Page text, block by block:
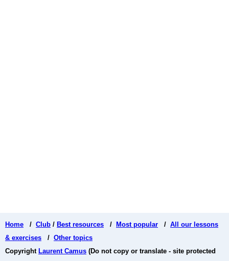
Home / Club / Best resources / Most popular / All our lessons
& exercises / Other topics
Copyright Laurent Camus (Do not copy or translate - site protected